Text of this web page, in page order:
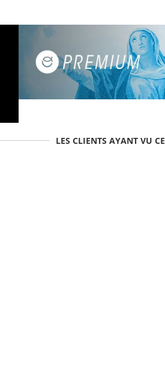
LES CLIENTS AYANT VU